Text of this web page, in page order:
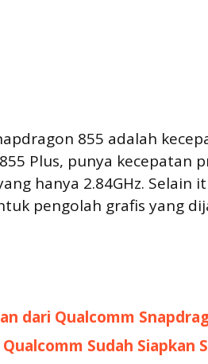
855 adalah
Plus, punya kecepatan
hanya 2.84GHz. Selain
pengolah grafis yang
dari Qualcomm
Sudah Siapkan